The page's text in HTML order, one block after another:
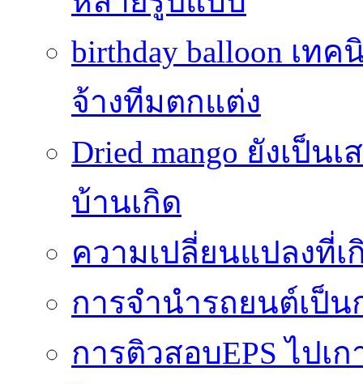
birthday balloon เท
จ้างทีมตกแต่ง
Dried mango ยังเป็น
บ้านเกิด
ความเปลี่ยนแปลงที่
การจำนำรถยนต์เป็
การติวสอบEPS ไป